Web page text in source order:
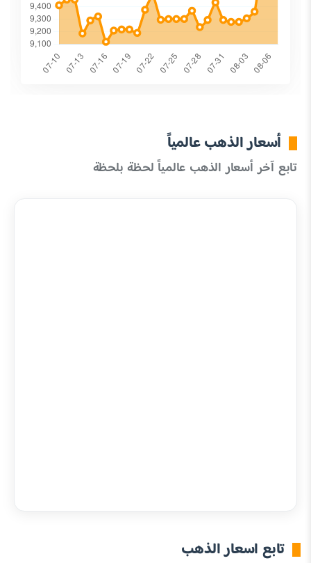
أسعار الذهب عالمياً
تابع آخر أسعار الذهب عالمياً لحظة بلحظة
تابع اسعار الذهب